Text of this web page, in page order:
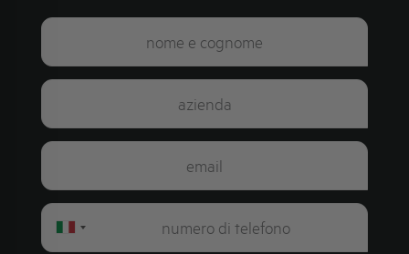
Italy